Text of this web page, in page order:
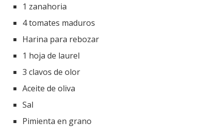
1 zanahoria
4 tomates maduros
Harina para rebozar
1 hoja de laurel
3 clavos de olor
Aceite de oliva
Sal
Pimienta en grano